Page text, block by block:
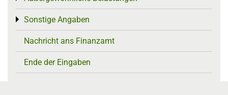
Sonstige Angaben
Toggle menu
Nachricht ans Finanzamt
Ende der Eingaben